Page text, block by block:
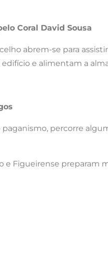
Coral David Sousa
abrem-se para
e alimentam a
percorre
e Figueirense preparam